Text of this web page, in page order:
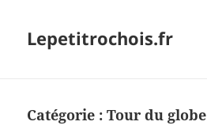
Lepetitrochois.fr
Catégorie :Tour du globe